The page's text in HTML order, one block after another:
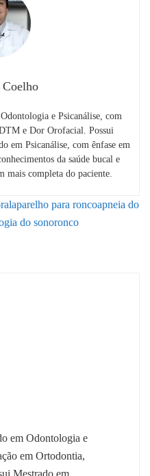
e Psicanálise, com
e Dor Orofacial. Possui
em Psicanálise, com ênfase em
da saúde bucal e
mais completa do paciente.
aparelho para roncoapneia do
do sonoronco
em Odontologia e
em Ortodontia,